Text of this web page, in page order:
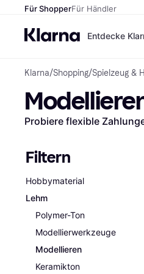
Für ShopperFür Händler
Entdecke
Klarna/Shopping/Spielzeug &
Probiere flexible
Filtern
Hobbymaterial
Lehm
Polymer-Ton
Modellierwerkzeuge
Modellieren
Keramikton